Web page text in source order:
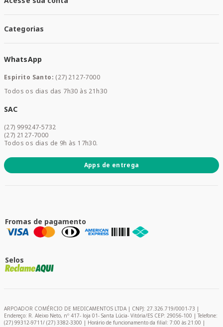
Santa Mais Exames
Santa Mais Serviços
Santa Mais Convenios
Meus Pedidos
Categorias
Saúde e Bem-estar
Mamães e Bebê
Dermocosméticos
Promoções
WhatsApp
Espirito Santo: (27) 2127-7000
Todos os dias das 7h30 às 21h30
SAC
(27) 999247-5732
(27) 2127-7000
Todos os dias de 9h às 17h30.
Apps de entrega
Fromas de pagamento
Selos
ARPOADOR COMÉRCIO DE MEDICAMENTOS LTDA | CNPJ: 27.326.719/0001-73 |
Endereço: R. Aleixo Neto, nº 417- loja 01- Santa Lúcia- Vitória/ES CEP: 29056-100 | Telefone:
(27) 99312-9711/ (27) 3382-3300 | Horário de funcionamento da filial: 7:00 às 21:00 |